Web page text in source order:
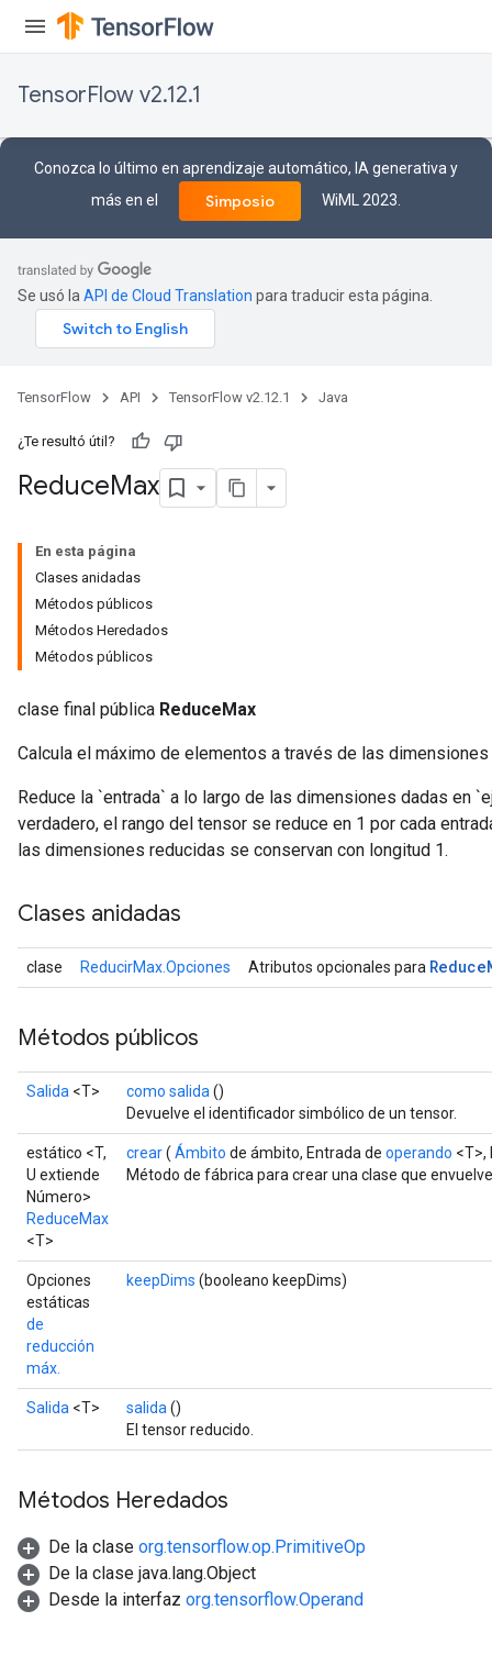
TensorFlow v2.12.1
Conozca lo último en aprendizaje automático, IA generativa y
más en el
Simposio WiML 2023.
Se usó la API de Cloud Translation para traducir esta página.
TensorFlow API TensorFlow v2.12.1 Java
¿Te resultó útil?
ReduceMax
En esta página
Clases anidadas
Métodos públicos
Métodos Heredados
Métodos públicos
clase final pública ReduceMax
Calcula el máximo de elementos a través de las dimensiones
Reduce la `entrada` a lo largo de las dimensiones dadas en
verdadero, el rango del tensor se reduce en 1 por cada
las dimensiones reducidas se conservan con longitud 1.
Clases anidadas
clase ReducirMax.Opciones Atributos opcionales para Reduce
Métodos públicos
Salida <T> como salida ()
Devuelve el identificador simbólico de un tensor.
estático <T,
U extiende
Número>
ReduceMax
<T>
crear( Ámbito de ámbito, Entrada de operando <T>,
Método de fábrica para crear una clase que
Opciones
estáticas
de
reducción
máx.
keepDims (booleano keepDims)
Salida <T> salida ()
El tensor reducido.
Métodos Heredados
De la clase org.tensorflow.op.PrimitiveOp
De la clase java.lang.Object
Desde la interfaz org.tensorflow.Operand